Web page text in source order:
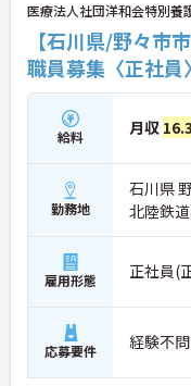
医療法人社団洋和会特別養
【石川県/野々市
職員募集〈正社員〉
給料 月収
勤務地
石川県
北陸鉄
雇用形態 正社員(
応募要件 経験不